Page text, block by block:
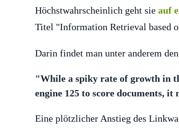
Höchstwahrscheinlich geht sie auf
Titel "Information Retrieval based
Darin findet man unter anderem
"While a spiky rate of growth in
engine 125 to score documents,
Eine plötzlicher Anstieg des